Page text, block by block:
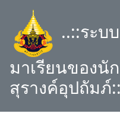
..::ระบ
มาเรียนของนั
สุรางค์อุปถัมภ์